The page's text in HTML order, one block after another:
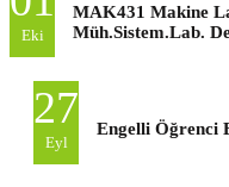
Eki
MAK431 Makine
Müh.Sistem.Lab.
27
Eyl
Engelli Öğrenci